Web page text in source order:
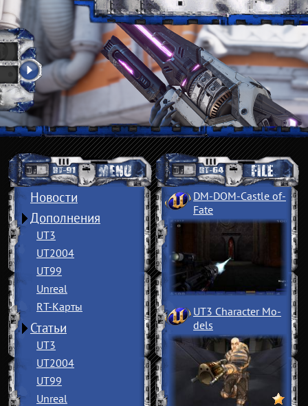
Новости
Дополнения
UT3
UT2004
UT99
Unreal
RT-Карты
Статьи
UT3
UT2004
UT99
Unreal
DM-DOM-Castle of­
Fate
UT3 Character Mo­
dels